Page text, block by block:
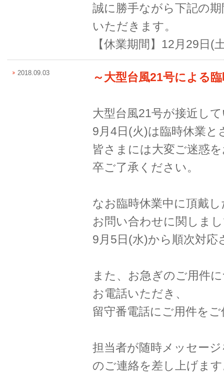
誠に勝手ながら下記の
いただきます。
【休業期間】12月29日(
2018.09.03 ～大型台風21号による
大型台風21号が接近し
9月4日(火)は臨時休業
皆さまには大変ご迷惑
卒ご了承ください。
なお臨時休業中に頂戴
お問い合わせに関しま
9月5日(水)から順次対
また、お急ぎのご用件
お電話いただき、
留守番電話にご用件を
担当者が随時メッセー
のご連絡を差し上げま